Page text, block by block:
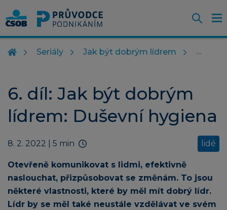
Seriály Jak být dobrým lídrem
6. díl: Jak být dobrým
lídrem: Duševní hygiena
8. 2. 2022 | 5 min lidé
Otevřeně komunikovat s lidmi, efektivně
naslouchat, přizpůsobovat se změnám. To jsou
některé vlastnosti, které by měl mít dobrý lídr.
Lídr by se měl také neustále vzdělávat ve svém